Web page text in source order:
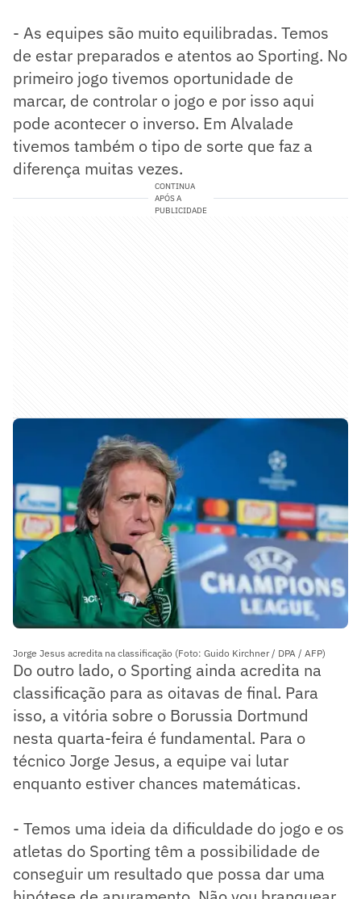
- As equipes são muito equilibradas. Temos
de estar preparados e atentos ao Sporting. No
primeiro jogo tivemos oportunidade de
marcar, de controlar o jogo e por isso aqui
pode acontecer o inverso. Em Alvalade
tivemos também o tipo de sorte que faz a
diferença muitas vezes.
CONTINUA
APÓS A
PUBLICIDADE
Jorge Jesus acredita na classificação (Foto: Guido Kirchner / DPA / AFP)
Do outro lado, o Sporting ainda acredita na
classificação para as oitavas de final. Para
isso, a vitória sobre o Borussia Dortmund
nesta quarta-feira é fundamental. Para o
técnico Jorge Jesus, a equipe vai lutar
enquanto estiver chances matemáticas.
- Temos uma ideia da dificuldade do jogo e os
atletas do Sporting têm a possibilidade de
conseguir um resultado que possa dar uma